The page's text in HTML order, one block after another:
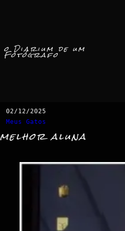
o Diarium de um
Fotógrafo
02/12/2025
Meus Gatos
melhor aluna